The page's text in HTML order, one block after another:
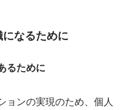
なるために
るために
ョンの実現のため、個人